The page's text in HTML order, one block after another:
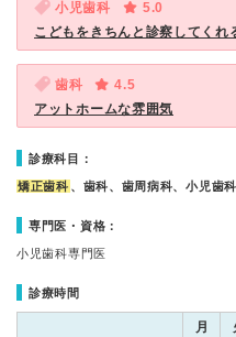
小児歯科
5.0
こどもをきちんと診察してくれ
歯科
4.5
アットホームな雰囲気
診療科目：
矯正歯科 、歯科、歯周病科、小児歯
専門医・資格：
小児歯科専門医
診療時間
月